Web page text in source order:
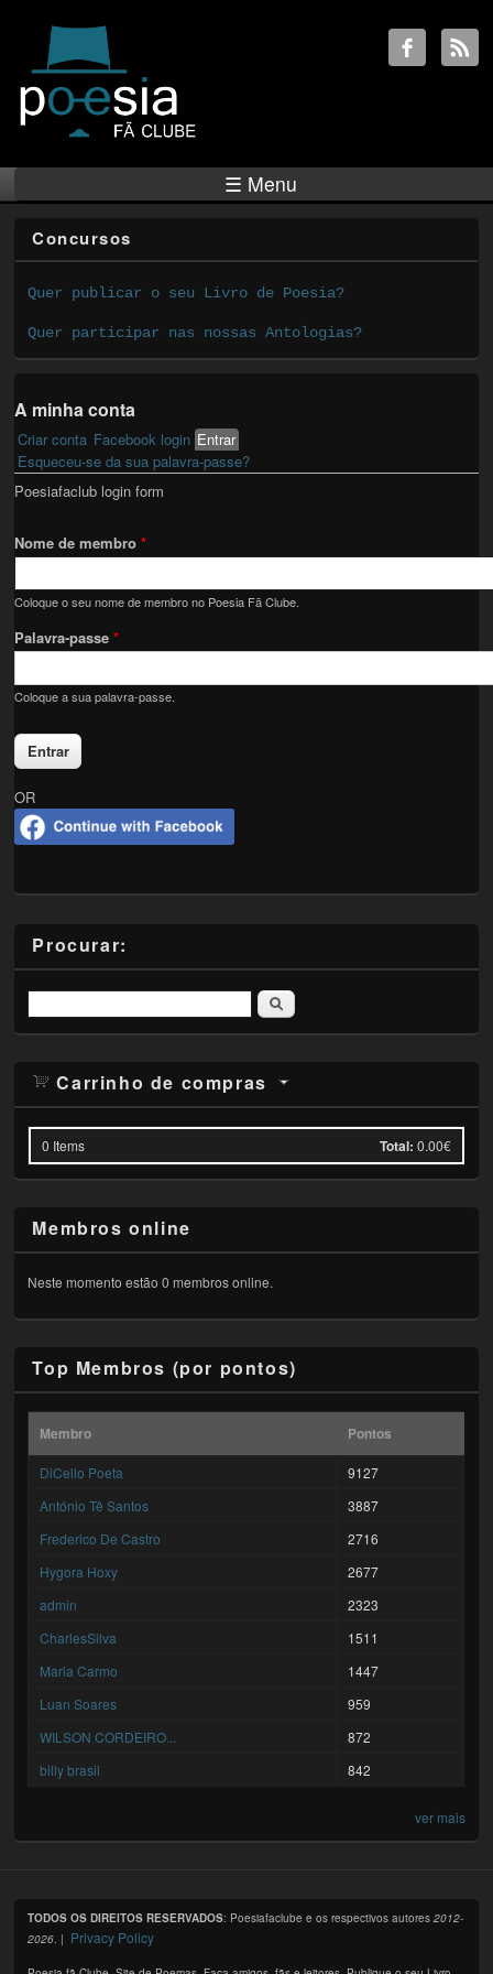
☰ Menu
Concursos
Quer publicar o seu Livro de Poesia?
Quer participar nas nossas Antologias?
A minha conta
Primary tabs
Criar conta Facebook login Entrar(active tab)
Esqueceu-se da sua palavra-passe?
Poesiafaclub login form
Nome de membro*
Coloque o seu nome de membro no Poesia Fã Clube.
Palavra-passe*
Coloque a sua palavra-passe.
OR
Procurar:
Pesquisar
Carrinho de compras
0 Items Total: 0.00€
Membros online
Neste momento estão 0 membros online.
Top Membros (por pontos)
Membro Pontos
DiCello Poeta
9127
António Tê Santos
3887
Frederico De Castro
2716
Hygora Hoxy
2677
admin
2323
CharlesSilva
1511
Maria Carmo
1447
Luan Soares
959
WILSON CORDEIRO...
872
billy brasil
842
ver mais
TODOS OS DIREITOS RESERVADOS: Poesiafaclube e os respectivos autores2012-
2026 . | Privacy Policy